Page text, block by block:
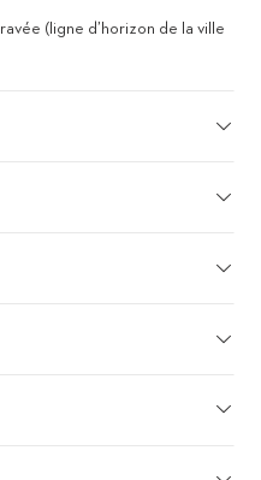
(ligne d’horizon de la ville